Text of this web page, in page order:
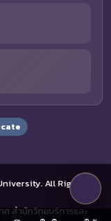
All Rights
ศ สำนักวิทยบริการและ